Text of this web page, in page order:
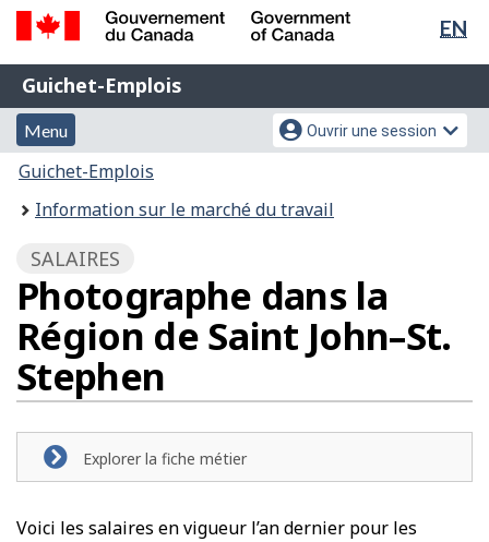
Passer
principal
Passer
version
HTML
simplifiée
de
EN
Gouvernement
du
Canada
Government
of
Canada
Guichet-
Emplois
Guichet-Emplois
Menu
et
recherche
Menu
Menu
des
paramètres
du
compte
Ouvrir une session
Vous
êtes
Guichet-Emplois
Information sur le marché du travail
SALAIRES
Photographe dans la
Région de Saint John–St.
Stephen
Explorer la fiche métier
Voici les salaires en vigueur l’an dernier pour les